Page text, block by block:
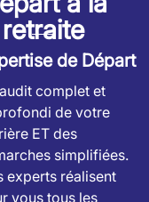
retraite
de Départ
complet et
de votre
ET des
simplifiées.
experts réalisent
vous tous les